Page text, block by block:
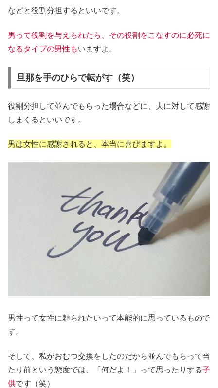
などと役割分担するといいです。
男って役割を与えられたら、その役割をこなすのに必死に
なるタイプの男性もいますよ。
旦那を手のひらで転がす（笑）
役割分担して並んでもらった場合などに、夫に対して感謝
しまくるといいです。
男は女性に感謝されると、本当に喜びますよ。
男性って女性に頼られたいって本能的に思っているもので
す。
そして、私がおむつ交換をしたのだから並んでもらって当
たり前という態度では、「何だよ！」って思ったりする子
供です（笑）